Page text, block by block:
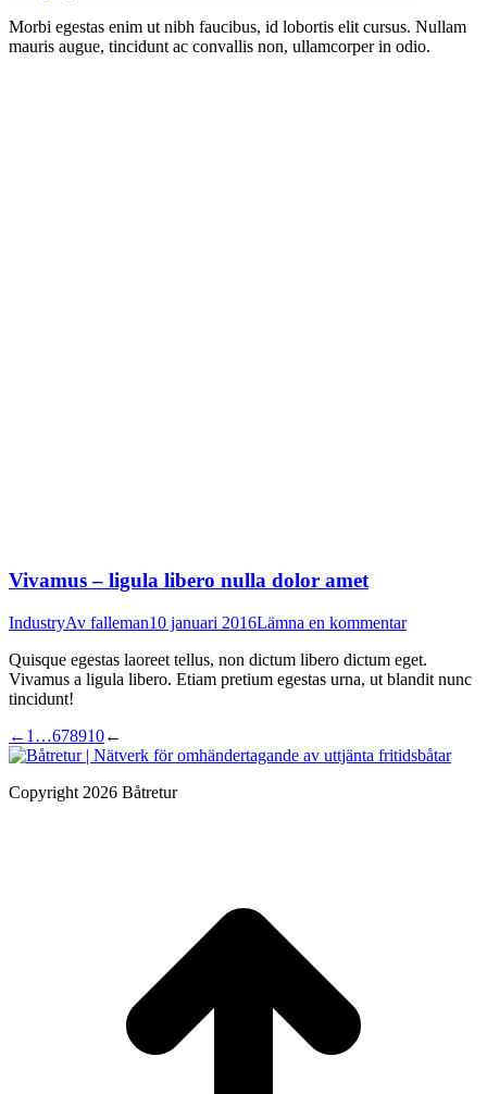
Morbi egestas enim ut nibh faucibus, id lobortis elit cursus. Nullam
mauris augue, tincidunt ac convallis non, ullamcorper in odio.
Vivamus – ligula libero nulla dolor amet
IndustryAv falleman10 januari 2016Lämna en kommentar
Quisque egestas laoreet tellus, non dictum libero dictum eget.
Vivamus a ligula libero. Etiam pretium egestas urna, ut blandit nunc
tincidunt!
← 1 …678910←
Copyright 2026 Båtretur